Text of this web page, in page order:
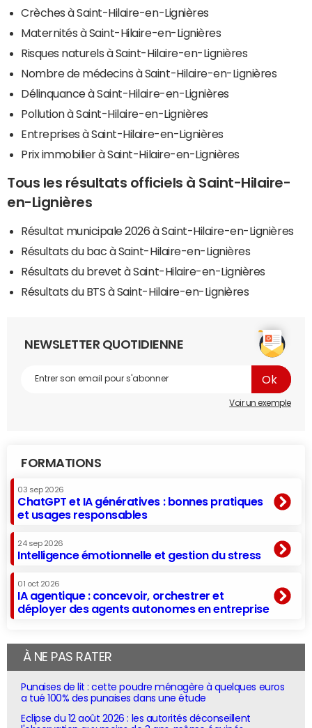
Crèches à Saint-Hilaire-en-Lignières
Maternités à Saint-Hilaire-en-Lignières
Risques naturels à Saint-Hilaire-en-Lignières
Nombre de médecins à Saint-Hilaire-en-Lignières
Délinquance à Saint-Hilaire-en-Lignières
Pollution à Saint-Hilaire-en-Lignières
Entreprises à Saint-Hilaire-en-Lignières
Prix immobilier à Saint-Hilaire-en-Lignières
Tous les résultats officiels à Saint-Hilaire-
en-Lignières
Résultat municipale 2026 à Saint-Hilaire-en-Lignières
Résultats du bac à Saint-Hilaire-en-Lignières
Résultats du brevet à Saint-Hilaire-en-Lignières
Résultats du BTS à Saint-Hilaire-en-Lignières
NEWSLETTER QUOTIDIENNE
Voir un exemple
FORMATIONS
03 sep 2026
ChatGPT et IA génératives : bonnes pratiques
et usages responsables
24 sep 2026
Intelligence émotionnelle et gestion du stress
01 oct 2026
IA agentique : concevoir, orchestrer et
déployer des agents autonomes en entreprise
À NE PAS RATER
Punaises de lit : cette poudre ménagère à quelques euros
a tué 100% des punaises dans une étude
Eclipse du 12 août 2026 : les autorités déconseillent